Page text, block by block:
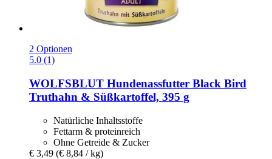
2 Optionen
5.0 (1)
WOLFSBLUT Hundenassfutter Black Bird
Truthahn & Süßkartoffel, 395 g
Natürliche Inhaltsstoffe
Fettarm & proteinreich
Ohne Getreide & Zucker
€ 3,49 (€ 8,84 / kg)